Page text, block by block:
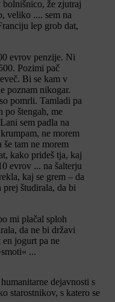
že zjutraj
veliko .... sem na
lep grob dat,
evrov penzije. Ni
Pozimi pač
Bi se kam v
poznam nikogar.
pomrli. Tamladi pa
po štengah, me
sem padla na
ne morem
tam ne morem
kako prideš tja, kaj
evrov ... na šalterju
kaj se grem – da
prej študirala, da bi
mi plačal sploh
da ne bi državi
jogurt pa ne
...
dejavnosti s
starostnikov, s katero se